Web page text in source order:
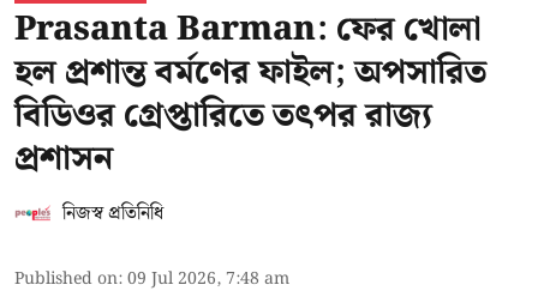
Prasanta Barman: ফের খোলা
হল প্রশান্ত বর্মণের ফাইল; অপসারিত
বিডিওর গ্রেপ্তারিতে তৎপর রাজ্য
প্রশাসন
নিজস্ব প্রতিনিধি
Published on:09 Jul 2026, 7:48 am